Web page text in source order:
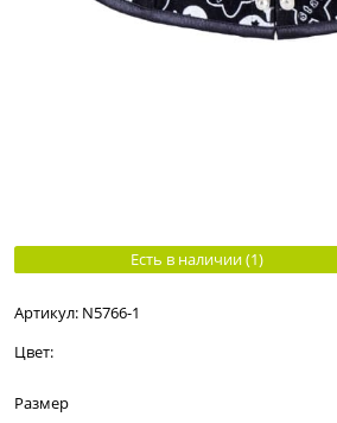
Есть в наличии (1)
Артикул: N5766-1
Цвет:
Размер